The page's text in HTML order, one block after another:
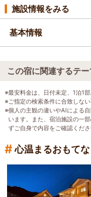
施設情報をみる
基本情報
この宿に関連するテ
※最安料金は、日付未定、1泊1
※ご指定の検索条件に合致しな
※個人の主観の違いやAIによる
います。また、宿泊施設の一
ずご自身で内容をご確認くださ
# 心温まるおもて